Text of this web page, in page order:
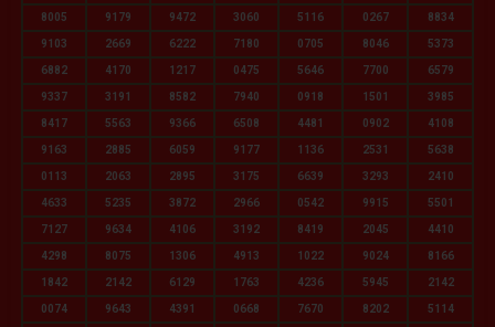
8005 9179 9472 3060 5116 0267 8834
9103 2669 6222 7180 0705 8046 5373
6882 4170 1217 0475 5646 7700 6579
9337 3191 8582 7940 0918 1501 3985
8417 5563 9366 6508 4481 0902 4108
9163 2885 6059 9177 1136 2531 5638
0113 2063 2895 3175 6639 3293 2410
4633 5235 3872 2966 0542 9915 5501
7127 9634 4106 3192 8419 2045 4410
4298 8075 1306 4913 1022 9024 8166
1842 2142 6129 1763 4236 5945 2142
0074 9643 4391 0668 7670 8202 5114